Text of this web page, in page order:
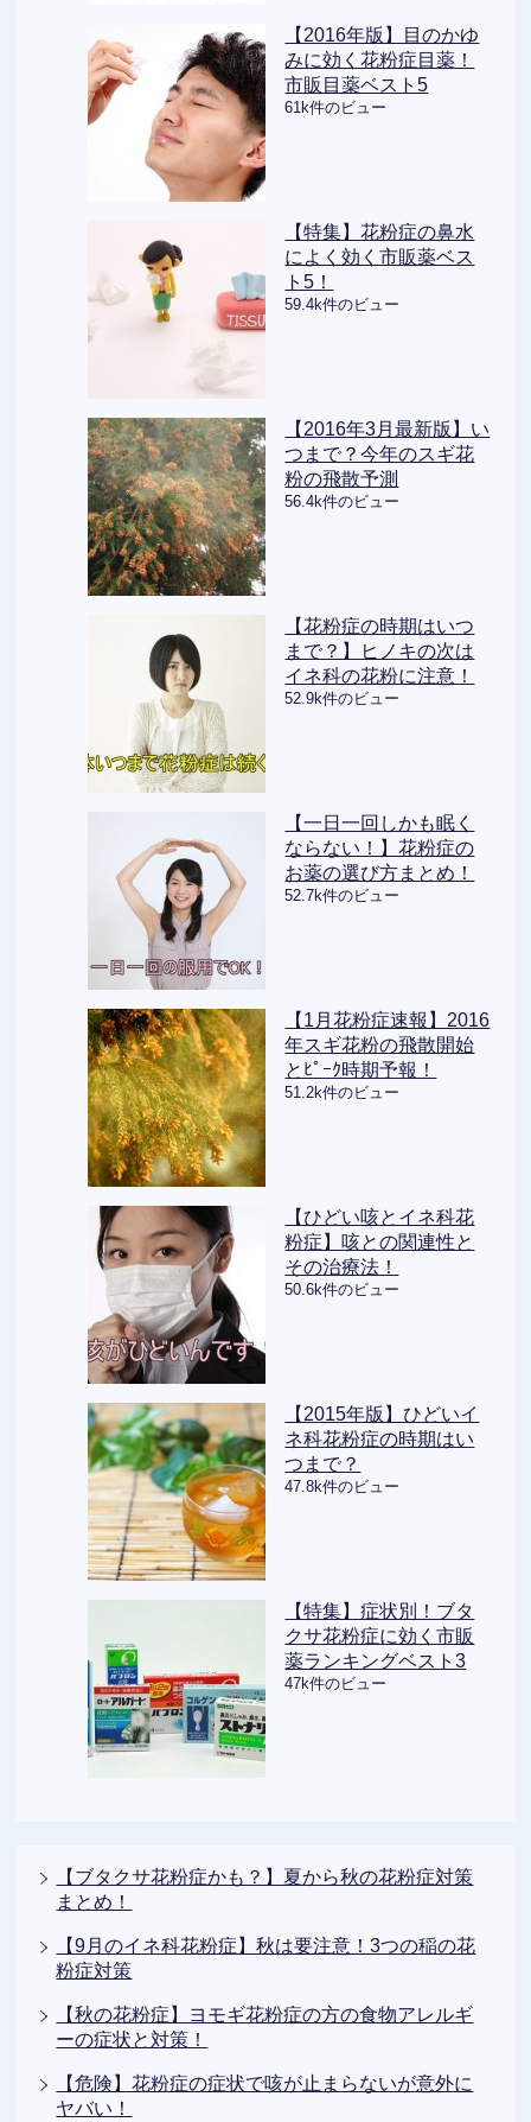
【2016年版】目のかゆ
みに効く花粉症目薬！
市販目薬ベスト5
61k件のビュー
【特集】花粉症の鼻水
によく効く市販薬ベス
ト5！
59.4k件のビュー
【2016年3月最新版】い
つまで？今年のスギ花
粉の飛散予測
56.4k件のビュー
【花粉症の時期はいつ
まで？】ヒノキの次は
イネ科の花粉に注意！
52.9k件のビュー
【一日一回しかも眠く
ならない！】花粉症の
お薬の選び方まとめ！
52.7k件のビュー
【1月花粉症速報】2016
年スギ花粉の飛散開始
とﾋﾟｰｸ時期予報！
51.2k件のビュー
【ひどい咳とイネ科花
粉症】咳との関連性と
その治療法！
50.6k件のビュー
【2015年版】ひどいイ
ネ科花粉症の時期はい
つまで？
47.8k件のビュー
【特集】症状別！ブタ
クサ花粉症に効く市販
薬ランキングベスト3
47k件のビュー
【ブタクサ花粉症かも？】夏から秋の花粉症対策
まとめ！
【9月のイネ科花粉症】秋は要注意！3つの稲の花
粉症対策
【秋の花粉症】ヨモギ花粉症の方の食物アレルギ
ーの症状と対策！
【危険】花粉症の症状で咳が止まらないが意外に
ヤバい！